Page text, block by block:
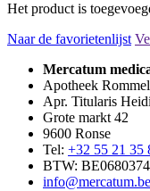
Het product is
Naar de favorietenlijst
Mercatum
Apotheek Rommel
Apr. Titularis
Grote markt 42
9600 Ronse
Tel: +32 55 21 35
BTW:
info@mercatum.be